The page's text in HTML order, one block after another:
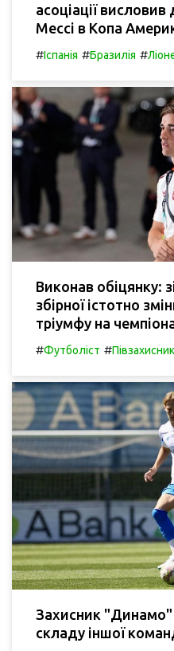
асоціації
Мессі в Копа
#Іспанія #Бразилія #
Виконав обіцянку:
збірної істотно
тріумфу на
#Футболіст #Півзахисник
Захисник "Динамо"
складу іншої